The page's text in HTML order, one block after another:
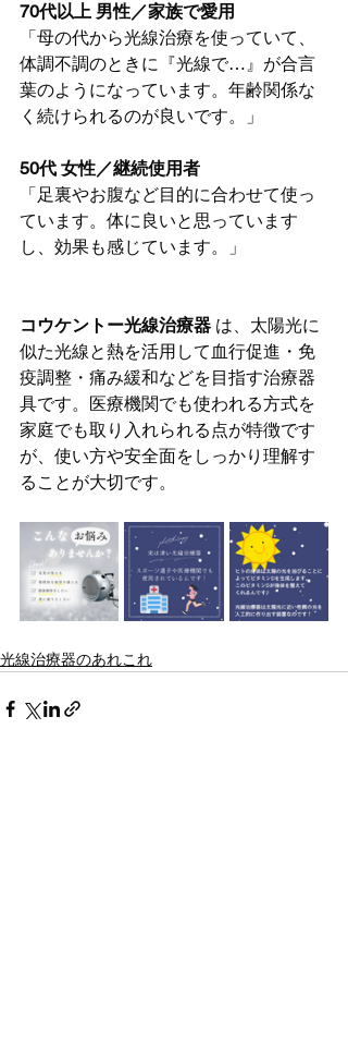
70代以上 男性／家族で愛用
「母の代から光線治療を使っていて、
体調不調のときに『光線で…』が合言
葉のようになっています。年齢関係な
く続けられるのが良いです。」
50代 女性／継続使用者
「足裏やお腹など目的に合わせて使っ
ています。体に良いと思っています
し、効果も感じています。」
コウケントー光線治療器 は、太陽光に
似た光線と熱を活用して血行促進・免
疫調整・痛み緩和などを目指す治療器
具です。医療機関でも使われる方式を
家庭でも取り入れられる点が特徴です
が、使い方や安全面をしっかり理解す
ることが大切です。
光線治療器のあれこれ